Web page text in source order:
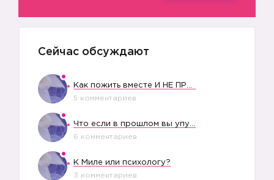
Сейчас обсуждают
5 комментариев
6 комментариев
К Миле или психологу?
3 комментариев